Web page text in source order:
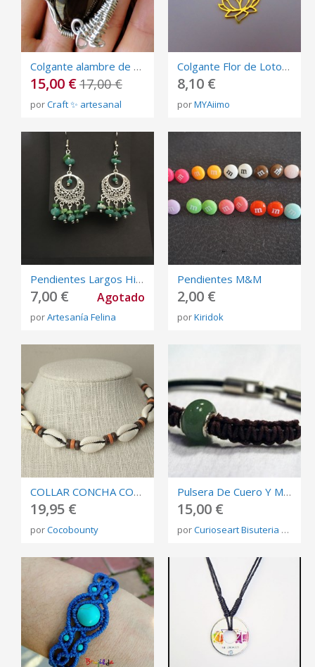
Colgante alambre de aluminio y cuarzo café.
15,00 €17,00 €
porCraft ✨ artesanal
Colgante Flor de Loto de plata y baño de oro
8,10 €
porMYAiimo
Pendientes Largos Hippies Boho con Piedras Naturales y Cuentas de Metal
7,00 € Agotado
porArtesanía Felina
Pendientes M&M
2,00 €
porKiridok
COLLAR CONCHA COWRIE SURFERO SUPERVIVIENTES 012
19,95 €
porCocobounty
Pulsera De Cuero Y Macramé Con Piedra De Jade
15,00 €
porCurioseart Bisuteria y Joyas